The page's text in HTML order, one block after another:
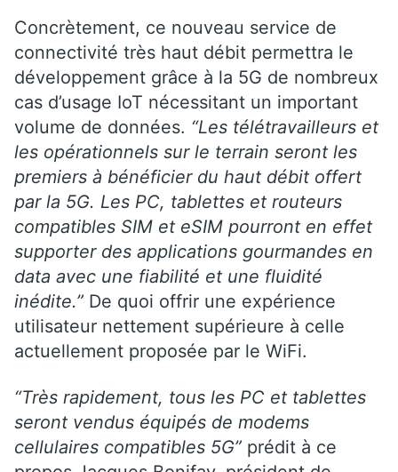
Concrètement, ce nouveau service de
connectivité très haut débit permettra le
développement grâce à la 5G de nombreux
cas d’usage IoT nécessitant un important
volume de données. “Les télétravailleurs et
les opérationnels sur le terrain seront les
premiers à bénéficier du haut débit offert
par la 5G. Les PC, tablettes et routeurs
compatibles SIM et eSIM pourront en effet
supporter des applications gourmandes en
data avec une fiabilité et une fluidité
inédite.” De quoi offrir une expérience
utilisateur nettement supérieure à celle
actuellement proposée par le WiFi.
“Très rapidement, tous les PC et tablettes
seront vendus équipés de modems
cellulaires compatibles 5G” prédit à ce